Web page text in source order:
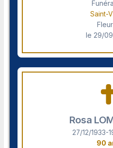
Saint-
le 29/
Rosa
27/12/1933-
90